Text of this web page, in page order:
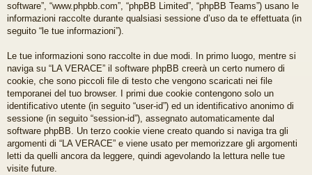
software”, “www.phpbb.com”, “phpBB Limited”, “phpBB Teams”) usano le
informazioni raccolte durante qualsiasi sessione d’uso da te effettuata (in
seguito “le tue informazioni”).
Le tue informazioni sono raccolte in due modi. In primo luogo, mentre si
naviga su “LA VERACE” il software phpBB creerà un certo numero di
cookie, che sono piccoli file di testo che vengono scaricati nei file
temporanei del tuo browser. I primi due cookie contengono solo un
identificativo utente (in seguito “user-id”) ed un identificativo anonimo di
sessione (in seguito “session-id”), assegnato automaticamente dal
software phpBB. Un terzo cookie viene creato quando si naviga tra gli
argomenti di “LA VERACE” e viene usato per memorizzare gli argomenti
letti da quelli ancora da leggere, quindi agevolando la lettura nelle tue
visite future.